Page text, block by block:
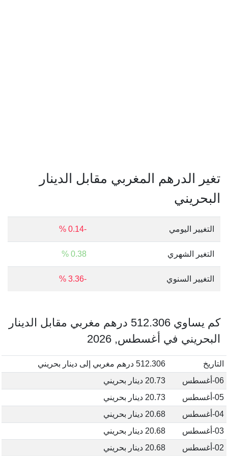
تغير الدرهم المغربي مقابل الدينار
البحريني
التغيير اليومي -0.14 %
التغير الشهري 0.38 %
التغيير السنوي -3.36 %
كم يساوي 512.306 درهم مغربي مقابل الدينار
البحريني في أغسطس, 2026
التاريخ
512.306 درهم مغربي إلى دينار بحريني
06-أغسطس
20.73 دينار بحريني
05-أغسطس
20.73 دينار بحريني
04-أغسطس
20.68 دينار بحريني
03-أغسطس
20.68 دينار بحريني
02-أغسطس
20.68 دينار بحريني